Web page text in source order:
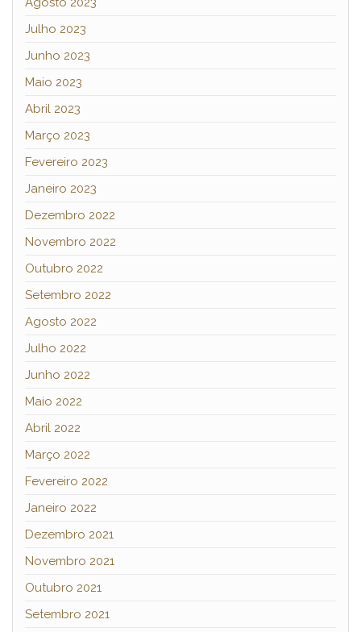
Julho 2023
Junho 2023
Maio 2023
Abril 2023
Março 2023
Fevereiro 2023
Janeiro 2023
Dezembro 2022
Novembro 2022
Outubro 2022
Setembro 2022
Agosto 2022
Julho 2022
Junho 2022
Maio 2022
Abril 2022
Março 2022
Fevereiro 2022
Janeiro 2022
Dezembro 2021
Novembro 2021
Outubro 2021
Setembro 2021